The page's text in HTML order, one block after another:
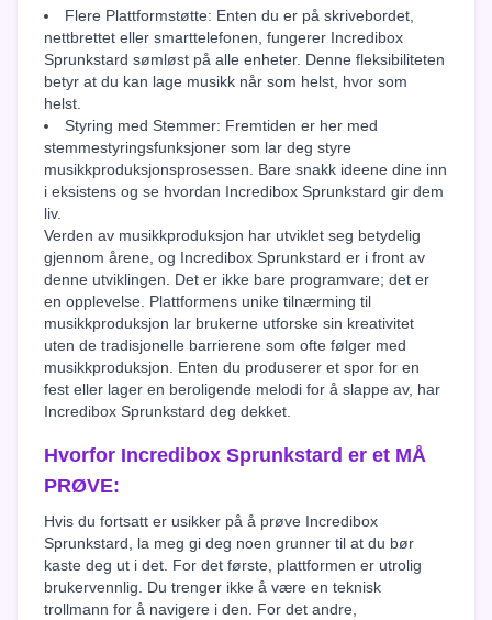
Flere Plattformstøtte: Enten du er på skrivebordet,
nettbrettet eller smarttelefonen, fungerer Incredibox
Sprunkstard sømløst på alle enheter. Denne fleksibiliteten
betyr at du kan lage musikk når som helst, hvor som
helst.
Styring med Stemmer: Fremtiden er her med
stemmestyringsfunksjoner som lar deg styre
musikkproduksjonsprosessen. Bare snakk ideene dine inn
i eksistens og se hvordan Incredibox Sprunkstard gir dem
liv.
Verden av musikkproduksjon har utviklet seg betydelig
gjennom årene, og Incredibox Sprunkstard er i front av
denne utviklingen. Det er ikke bare programvare; det er
en opplevelse. Plattformens unike tilnærming til
musikkproduksjon lar brukerne utforske sin kreativitet
uten de tradisjonelle barrierene som ofte følger med
musikkproduksjon. Enten du produserer et spor for en
fest eller lager en beroligende melodi for å slappe av, har
Incredibox Sprunkstard deg dekket.
Hvorfor Incredibox Sprunkstard er et MÅ
PRØVE:
Hvis du fortsatt er usikker på å prøve Incredibox
Sprunkstard, la meg gi deg noen grunner til at du bør
kaste deg ut i det. For det første, plattformen er utrolig
brukervennlig. Du trenger ikke å være en teknisk
trollmann for å navigere i den. For det andre,